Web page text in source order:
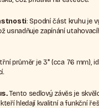
: Spodní část kruhu je
usnadňuje zapínání
průměr je 3" (cca 76 mm),
Tento sedlový závěs je
hledají kvalitní a funkční